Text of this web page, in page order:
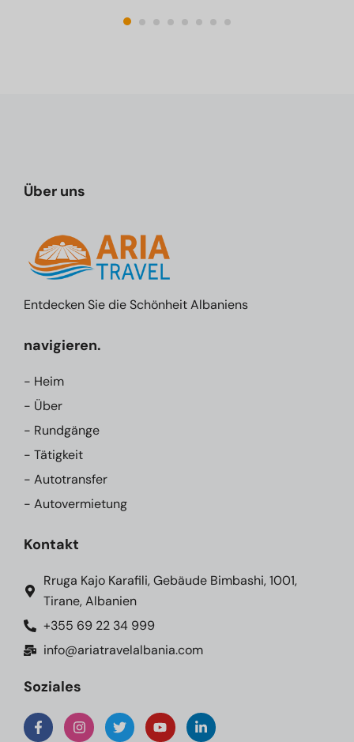
Über uns
Entdecken Sie die Schönheit Albaniens
navigieren.
- Heim
- Über
- Rundgänge
- Tätigkeit
- Autotransfer
- Autovermietung
Kontakt
Rruga Kajo Karafili, Gebäude Bimbashi, 1001,
Tirane, Albanien
+355 69 22 34 999
info@ariatravelalbania.com
Soziales